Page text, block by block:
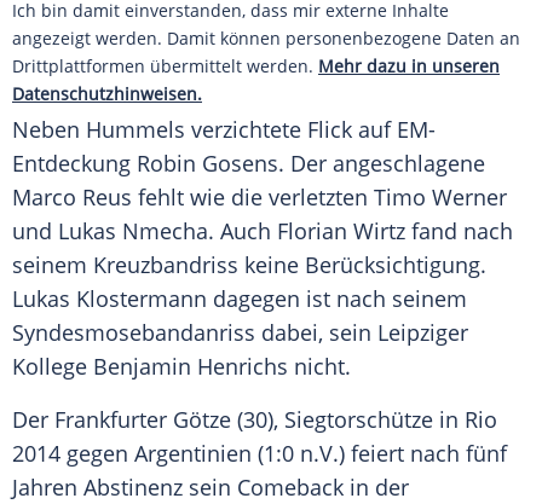
Ich bin damit einverstanden, dass mir externe Inhalte
angezeigt werden. Damit können personenbezogene Daten an
Drittplattformen übermittelt werden. Mehr dazu in unseren
Datenschutzhinweisen.
Neben Hummels verzichtete Flick auf EM-
Entdeckung Robin Gosens. Der angeschlagene
Marco Reus fehlt wie die verletzten Timo Werner
und Lukas Nmecha. Auch Florian Wirtz fand nach
seinem Kreuzbandriss keine Berücksichtigung.
Lukas Klostermann dagegen ist nach seinem
Syndesmosebandanriss dabei, sein Leipziger
Kollege Benjamin Henrichs nicht.
Der Frankfurter Götze (30), Siegtorschütze in Rio
2014 gegen Argentinien (1:0 n.V.) feiert nach fünf
Jahren Abstinenz sein Comeback in der